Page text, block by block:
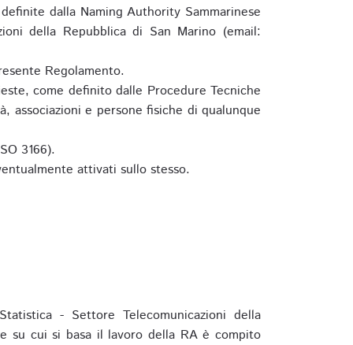
dalla Naming Authority Sammarinese
della Repubblica di San Marino (email:
Regolamento.
come definito dalle Procedure Tecniche
associazioni e persone fisiche di qualunque
3166).
attivati sullo stesso.
- Settore Telecomunicazioni della
su cui si basa il lavoro della RA è compito